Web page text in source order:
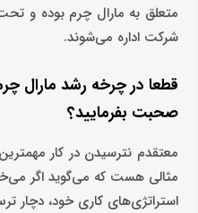
متعلق به مارال چرم بوده و
شرکت اداره می‌شوند.
قطعا در چرخه رشد مارال
صحبت بفرمایید؟
معتقدم نترسیدن در کار
مثالی هست که می‌گوید اگر
استراتژی‌های کاری خود،‌ دچار